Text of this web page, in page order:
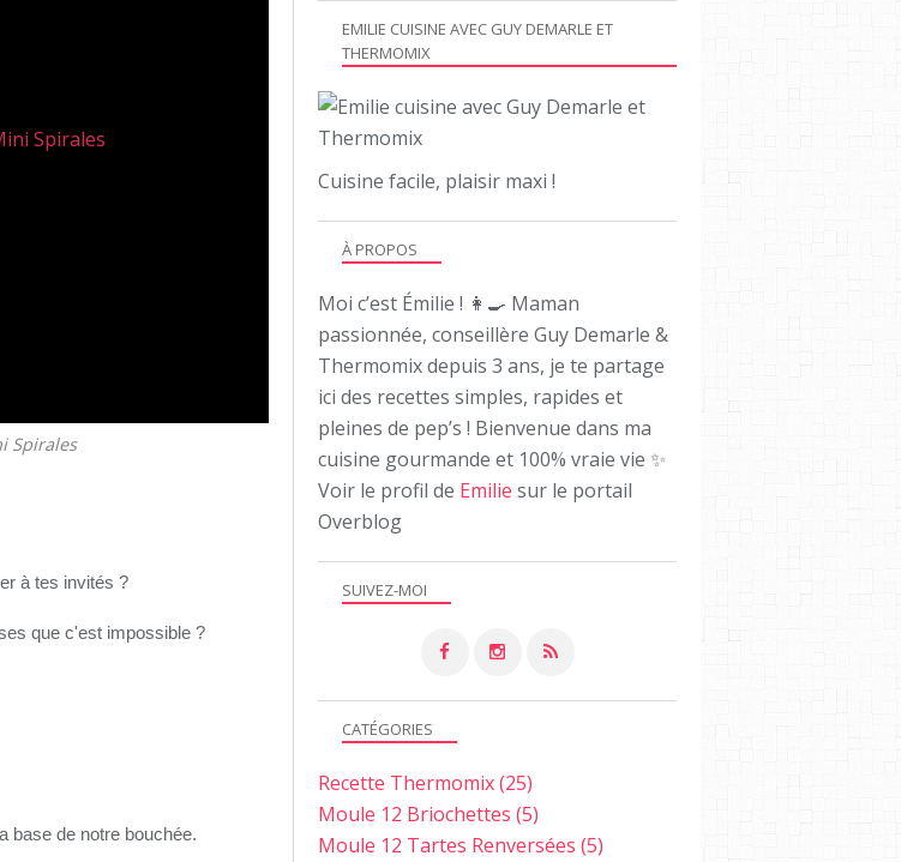
Spirales
à tes invités ?
que c'est impossible ?
base de notre bouchée.
SUIVEZ-MOI
EMILIE CUISINE AVEC GUY DEMARLE ET
THERMOMIX
Cuisine facile, plaisir maxi !
À PROPOS
Moi c’est Émilie ! 👩‍🍳 Maman
passionnée, conseillère Guy Demarle &
Thermomix depuis 3 ans, je te partage
ici des recettes simples, rapides et
pleines de pep’s ! Bienvenue dans ma
cuisine gourmande et 100% vraie vie ✨
Voir le profil de Emilie sur le portail
Overblog
CATÉGORIES
Recette Thermomix(25)
Moule 12 Briochettes (5)
Moule 12 Tartes Renversées (5)